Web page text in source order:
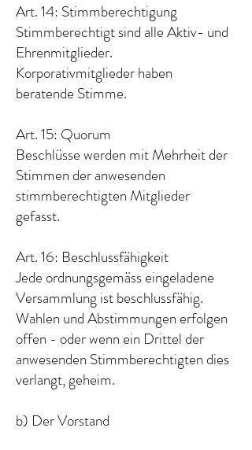
Art. 14: Stimmberechtigung
Stimmberechtigt sind alle Aktiv- und
Ehrenmitglieder.
Korporativmitglieder haben
beratende Stimme.
Art. 15: Quorum
Beschlüsse werden mit Mehrheit der
Stimmen der anwesenden
stimmberechtigten Mitglieder
gefasst.
Art. 16: Beschlussfähigkeit
Jede ordnungsgemäss eingeladene
Versammlung ist beschlussfähig.
Wahlen und Abstimmungen erfolgen
offen - oder wenn ein Drittel der
anwesenden Stimmberechtigten dies
verlangt, geheim.
b) Der Vorstand